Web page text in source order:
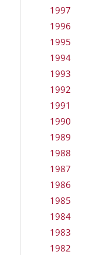
1997
1996
1995
1994
1993
1992
1991
1990
1989
1988
1987
1986
1985
1984
1983
1982